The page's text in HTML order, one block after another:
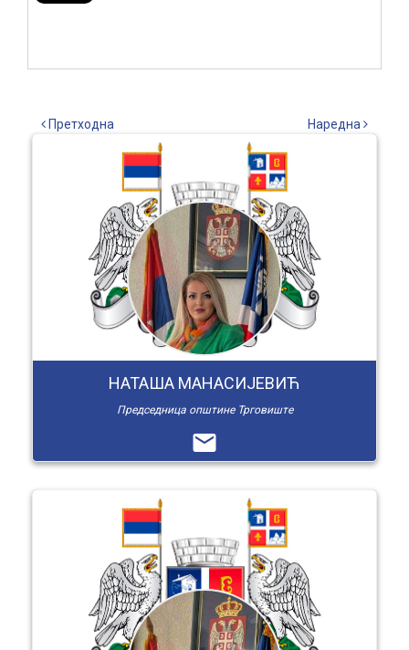
Претходна Наредна
НАТАША МАНАСИЈЕВИЋ
Председница општине Трговиште
email